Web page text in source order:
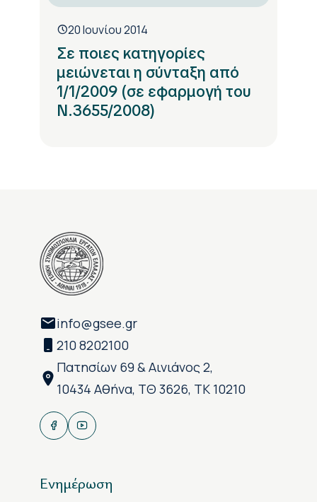
20 Ιουνίου 2014
Σε ποιες κατηγορίες
μειώνεται η σύνταξη από
1/1/2009 (σε εφαρμογή του
Ν.3655/2008)
info@gsee.gr
210 8202100
Πατησίων 69 & Αινιάνος 2,
10434 Αθήνα, ΤΘ 3626, ΤΚ 10210
Ενημέρωση